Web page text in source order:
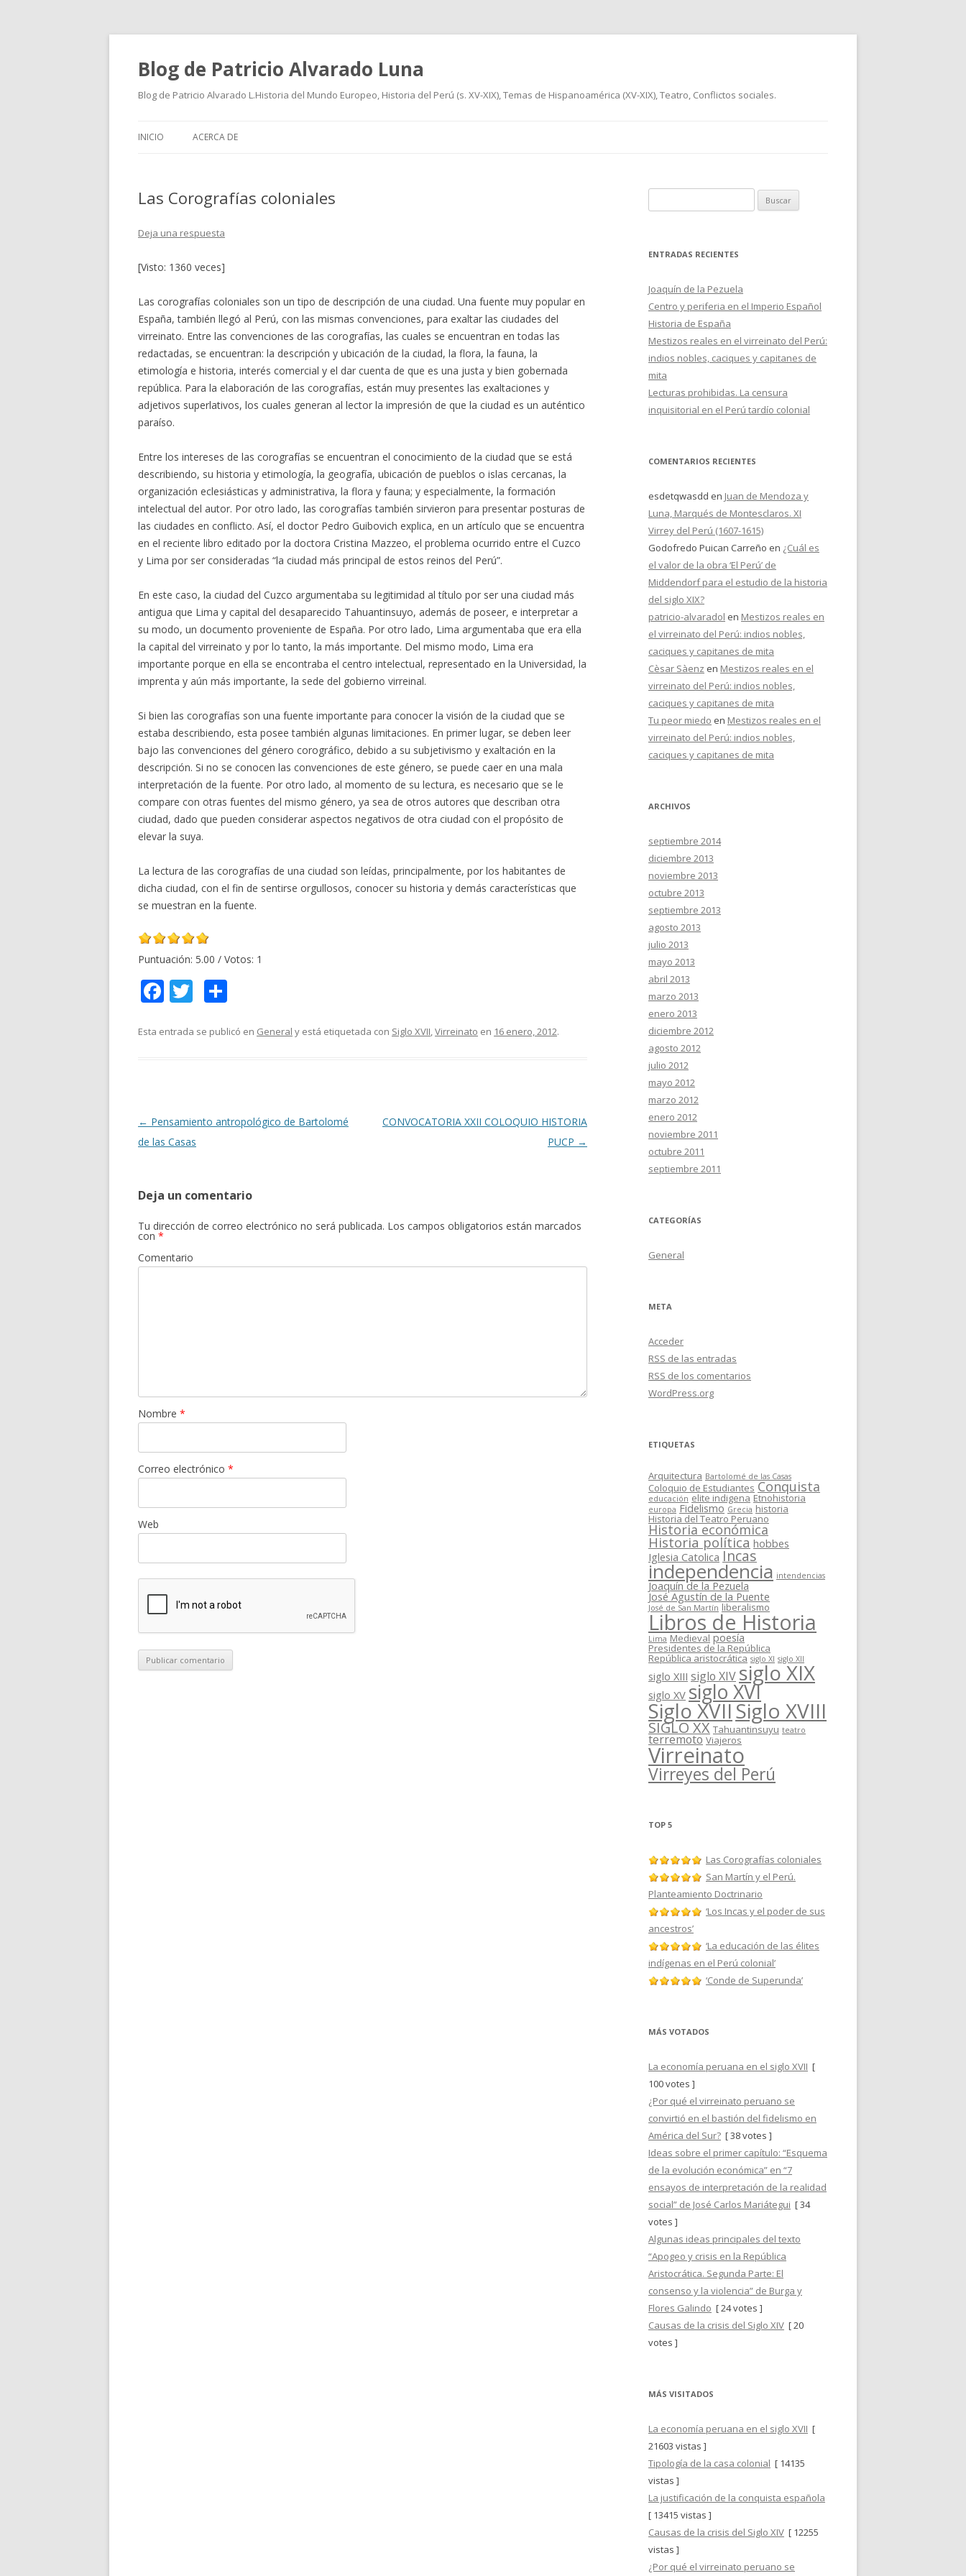
Blog de Patricio Alvarado Luna
Blog de Patricio Alvarado L.Historia del Mundo Europeo, Historia del Perú (s. XV-XIX), Temas de Hispanoamérica (XV-XIX), Teatro, Conflictos sociales.
INICIO ACERCA DE
Las Corografías coloniales
Deja una respuesta
[Visto: 1360 veces]
Las corografías coloniales son un tipo de descripción de una ciudad. Una fuente muy popular en
España, también llegó al Perú, con las mismas convenciones, para exaltar las ciudades del
virreinato. Entre las convenciones de las corografías, las cuales se encuentran en todas las
redactadas, se encuentran: la descripción y ubicación de la ciudad, la flora, la fauna, la
etimología e historia, interés comercial y el dar cuenta de que es una justa y bien gobernada
república. Para la elaboración de las corografías, están muy presentes las exaltaciones y
adjetivos superlativos, los cuales generan al lector la impresión de que la ciudad es un auténtico
paraíso.
Entre los intereses de las corografías se encuentran el conocimiento de la ciudad que se está
describiendo, su historia y etimología, la geografía, ubicación de pueblos o islas cercanas, la
organización eclesiásticas y administrativa, la flora y fauna; y especialmente, la formación
intelectual del autor. Por otro lado, las corografías también sirvieron para presentar posturas de
las ciudades en conflicto. Así, el doctor Pedro Guibovich explica, en un artículo que se encuentra
en el reciente libro editado por la doctora Cristina Mazzeo, el problema ocurrido entre el Cuzco
y Lima por ser consideradas “la ciudad más principal de estos reinos del Perú”.
En este caso, la ciudad del Cuzco argumentaba su legitimidad al título por ser una ciudad más
antigua que Lima y capital del desaparecido Tahuantinsuyo, además de poseer, e interpretar a
su modo, un documento proveniente de España. Por otro lado, Lima argumentaba que era ella
la capital del virreinato y por lo tanto, la más importante. Del mismo modo, Lima era
importante porque en ella se encontraba el centro intelectual, representado en la Universidad, la
imprenta y aún más importante, la sede del gobierno virreinal.
Si bien las corografías son una fuente importante para conocer la visión de la ciudad que se
estaba describiendo, esta posee también algunas limitaciones. En primer lugar, se deben leer
bajo las convenciones del género corográfico, debido a su subjetivismo y exaltación en la
descripción. Si no se conocen las convenciones de este género, se puede caer en una mala
interpretación de la fuente. Por otro lado, al momento de su lectura, es necesario que se le
compare con otras fuentes del mismo género, ya sea de otros autores que describan otra
ciudad, dado que pueden considerar aspectos negativos de otra ciudad con el propósito de
elevar la suya.
La lectura de las corografías de una ciudad son leídas, principalmente, por los habitantes de
dicha ciudad, con el fin de sentirse orgullosos, conocer su historia y demás características que
se muestran en la fuente.
Puntuación: 5.00 / Votos: 1
F
e
k
T
itt m
r
Esta entrada se publicó en General y está etiquetada con Siglo XVII,Virreinato en 16 enero, 2012.
Navegación
de
← Pensamiento antropológico de Bartolomé
de las Casas
CONVOCATORIA XXII COLOQUIO HISTORIA
PUCP →
Deja un comentario
Tu dirección de correo electrónico no será publicada. Los campos obligatorios están marcados
con *
Comentario
Nombre *
Correo electrónico *
Web
u
c
r
:
ENTRADAS RECIENTES
Joaquín de la Pezuela
Centro y periferia en el Imperio Español
Historia de España
Mestizos reales en el virreinato del Perú:
indios nobles, caciques y capitanes de
mita
Lecturas prohibidas. La censura
inquisitorial en el Perú tardío colonial
COMENTARIOS RECIENTES
esdetqwasdd en Juan de Mendoza y
Luna, Marqués de Montesclaros. XI
Virrey del Perú (1607-1615)
Godofredo Puican Carreño en ¿Cuál es
el valor de la obra ‘El Perú’ de
Middendorf para el estudio de la historia
del siglo XIX?
patricio-alvaradol en Mestizos reales en
el virreinato del Perú: indios nobles,
caciques y capitanes de mita
Cèsar Sàenz en Mestizos reales en el
virreinato del Perú: indios nobles,
caciques y capitanes de mita
Tu peor miedo en Mestizos reales en el
virreinato del Perú: indios nobles,
caciques y capitanes de mita
ARCHIVOS
septiembre 2014
diciembre 2013
noviembre 2013
octubre 2013
septiembre 2013
agosto 2013
julio 2013
mayo 2013
abril 2013
marzo 2013
enero 2013
diciembre 2012
agosto 2012
julio 2012
mayo 2012
marzo 2012
enero 2012
noviembre 2011
octubre 2011
septiembre 2011
CATEGORÍAS
General
META
Acceder
RSS de las entradas
RSS de los comentarios
WordPress.org
ETIQUETAS
Arquitectura Bartolomé de las Casas
Coloquio de Estudiantes Conquista
educación elite indigena Etnohistoria
europa Fidelismo Grecia historia
Historia del Teatro Peruano
Historia económica
Historia política hobbes
Iglesia Catolica Incas
independencia intendencias
Joaquín de la Pezuela
José Agustín de la Puente
José de San Martín liberalismo
Libros de Historia
Lima Medieval poesía
Presidentes de la República
República aristocrática siglo XI siglo XII
siglo XIII siglo XIVsiglo XIX
siglo XV siglo XVI
Siglo XVIISiglo XVIII
SIGLO XX Tahuantinsuyu teatro
terremoto Viajeros
Virreinato
Virreyes del Perú
TOP 5
Las Corografías coloniales
San Martín y el Perú.
Planteamiento Doctrinario
‘Los Incas y el poder de sus
ancestros’
‘La educación de las élites
indígenas en el Perú colonial’
‘Conde de Superunda’
MÁS VOTADOS
La economía peruana en el siglo XVII [
100 votes ]
¿Por qué el virreinato peruano se
convirtió en el bastión del fidelismo en
América del Sur? [ 38 votes ]
Ideas sobre el primer capítulo: “Esquema
de la evolución económica” en “7
ensayos de interpretación de la realidad
social” de José Carlos Mariátegui [ 34
votes ]
Algunas ideas principales del texto
“Apogeo y crisis en la República
Aristocrática. Segunda Parte: El
consenso y la violencia” de Burga y
Flores Galindo [ 24 votes ]
Causas de la crisis del Siglo XIV [ 20
votes ]
MÁS VISITADOS
La economía peruana en el siglo XVII [
21603 vistas ]
Tipología de la casa colonial [ 14135
vistas ]
La justificación de la conquista española
[ 13415 vistas ]
Causas de la crisis del Siglo XIV [ 12255
vistas ]
¿Por qué el virreinato peruano se